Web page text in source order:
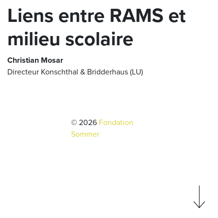
Liens entre RAMS et
milieu scolaire
Christian Mosar
Directeur Konschthal & Bridderhaus (LU)
© 2026 Fondation
Sommer